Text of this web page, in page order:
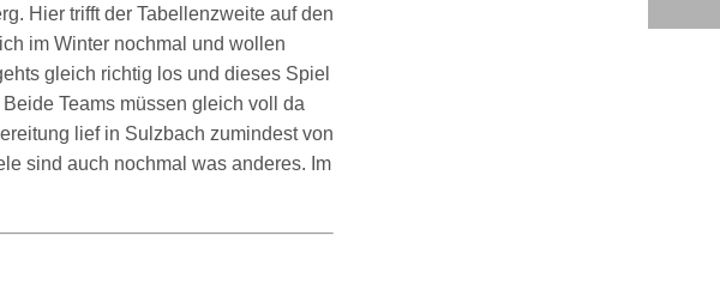
Hier trifft der Tabellenzweite auf den
im Winter nochmal und wollen
gleich richtig los und dieses Spiel
Teams müssen gleich voll da
lief in Sulzbach zumindest von
sind auch nochmal was anderes. Im